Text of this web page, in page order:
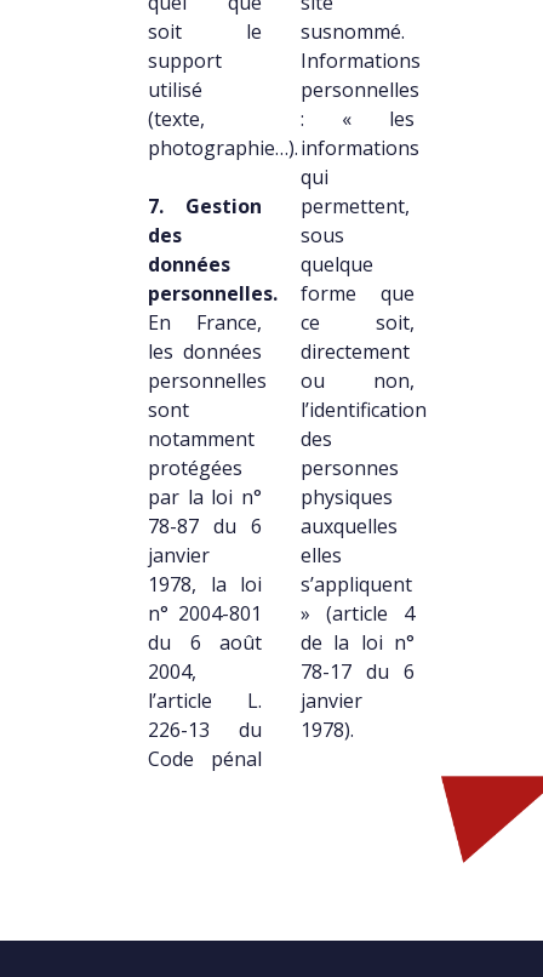
soit le
support
utilisé
(texte,
photographie…).
7. Gestion
des
données
personnelles.
En France,
les données
personnelles
sont
notamment
protégées
par la loi n°
78-87 du 6
janvier
1978, la loi
n° 2004-801
du 6 août
2004,
l’article L.
226-13 du
Code pénal
susnommé.
Informations
personnelles
: « les
informations
qui
permettent,
sous
quelque
forme que
ce soit,
directement
ou non,
l’identification
des
personnes
physiques
auxquelles
elles
s’appliquent
» (article 4
de la loi n°
78-17 du 6
janvier
1978).